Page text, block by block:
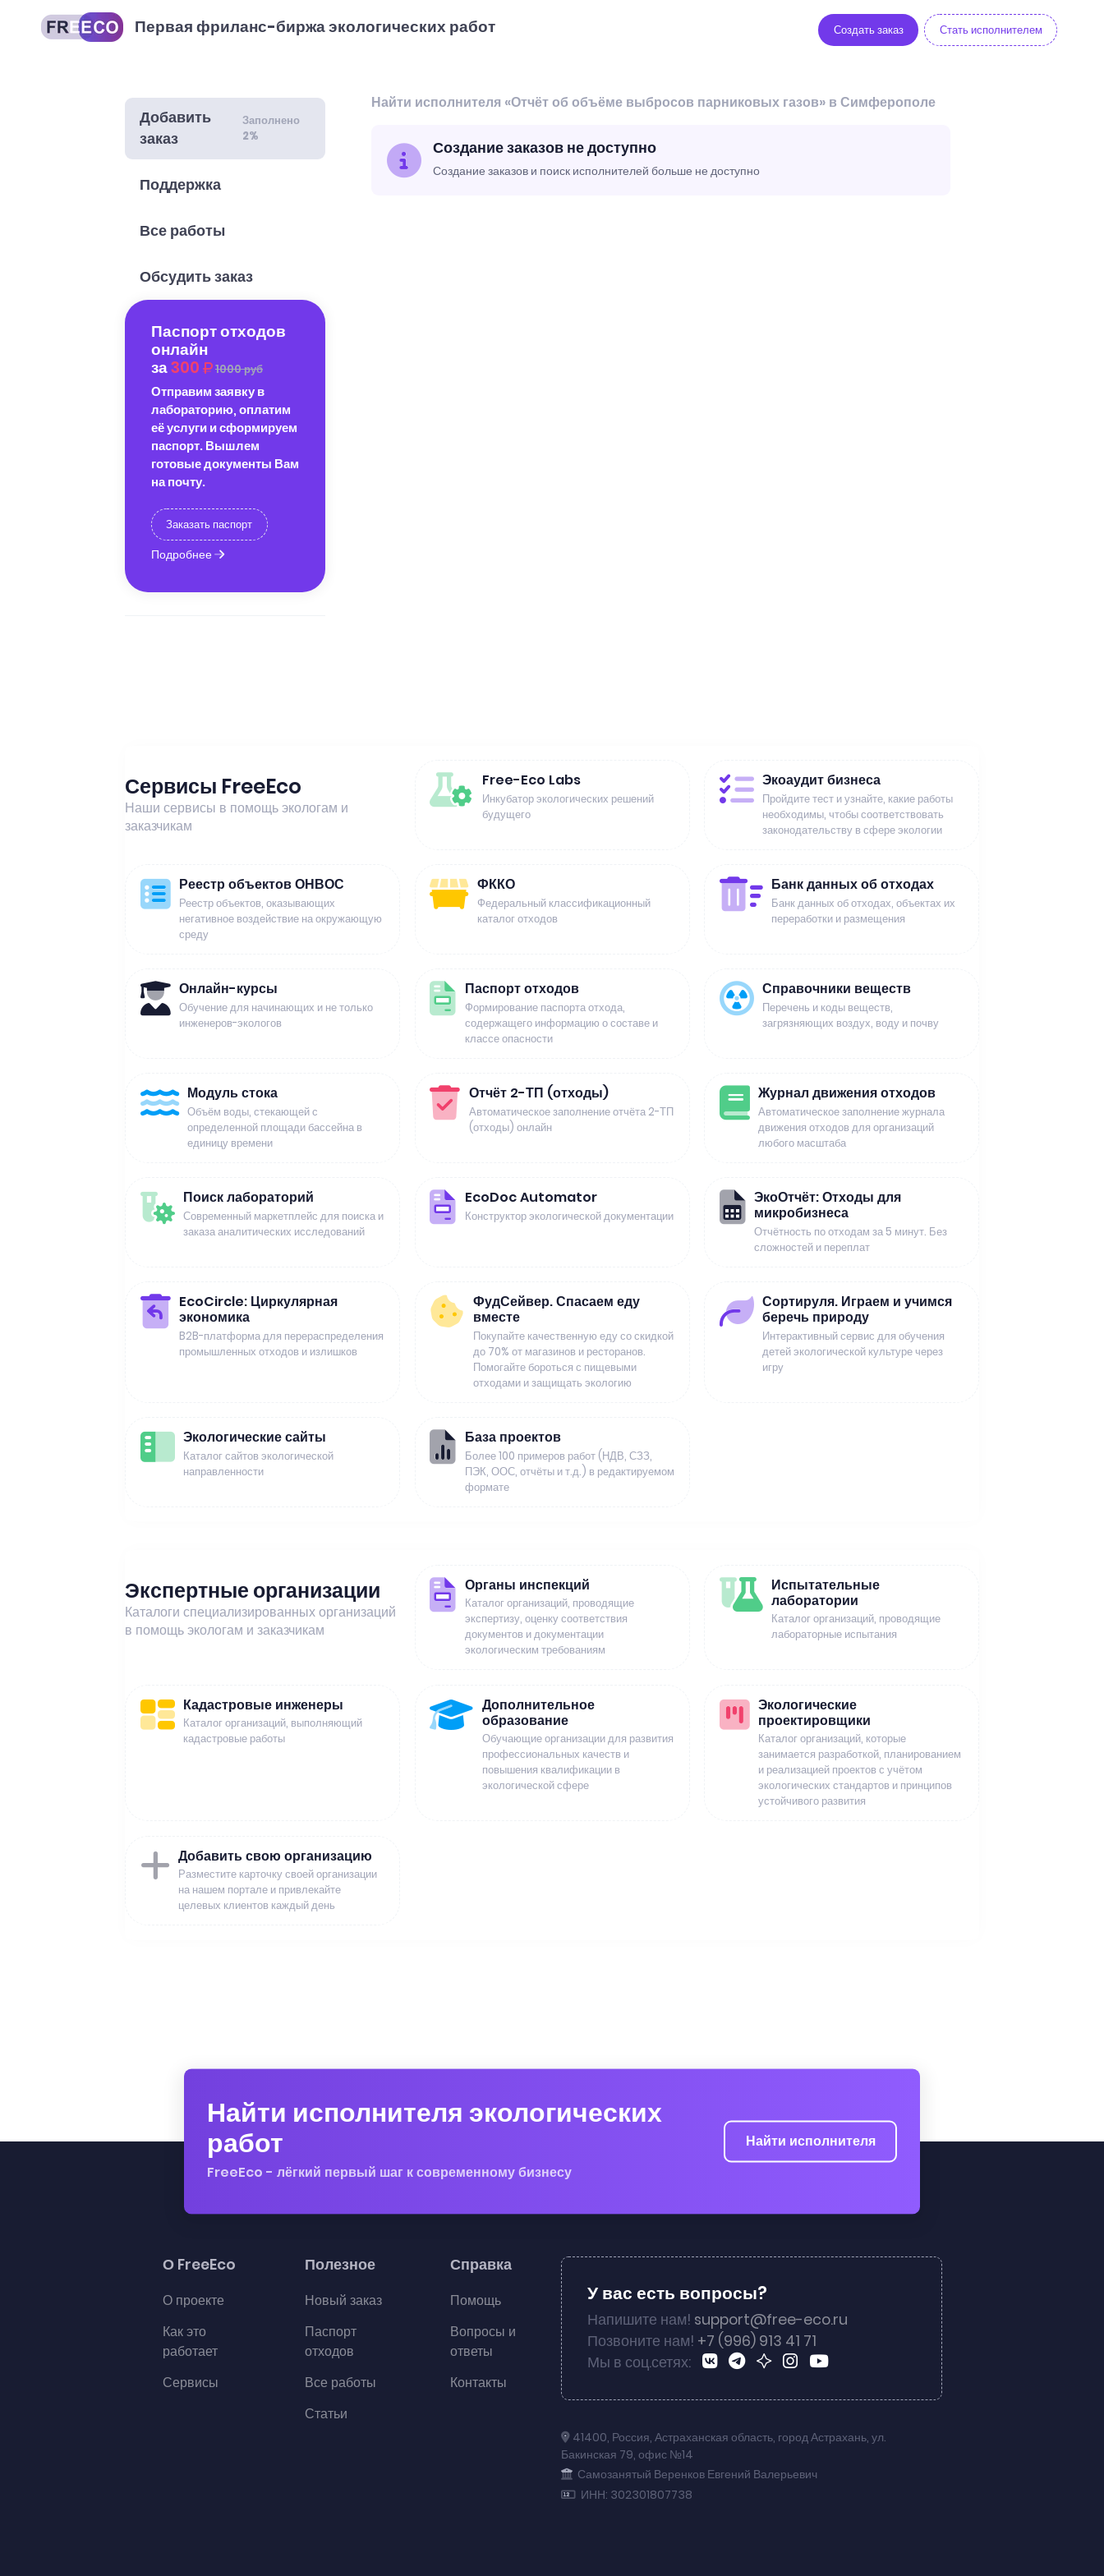
Первая фриланс-биржа экологических работ Создать заказ Стать исполнителем
Добавить
заказ
Заполнено
2%
Поддержка
Все работы
Обсудить заказ
Паспорт отходов
онлайн
за300 1000 руб
Отправим заявку в
лабораторию, оплатим
её услуги и сформируем
паспорт. Вышлем
готовые документы Вам
на почту.
Заказать паспорт
Подробнее
Найти исполнителя «Отчёт об объёме выбросов парниковых газов» в Симферополе
Создание заказов не доступно
Создание заказов и поиск исполнителей больше не доступно
Сервисы FreeEco
Наши сервисы в помощь экологам и
заказчикам
Free-Eco Labs
Инкубатор экологических решений
будущего
Экоаудит бизнеса
Пройдите тест и узнайте, какие работы
необходимы, чтобы соответствовать
законодательству в сфере экологии
Реестр объектов ОНВОС
Реестр объектов, оказывающих
негативное воздействие на окружающую
среду
ФККО
Федеральный классификационный
каталог отходов
Банк данных об отходах
Банк данных об отходах, объектах их
переработки и размещения
Онлайн-курсы
Обучение для начинающих и не только
инженеров-экологов
Паспорт отходов
Формирование паспорта отхода,
содержащего информацию о составе и
классе опасности
Справочники веществ
Перечень и коды веществ,
загрязняющих воздух, воду и почву
Модуль стока
Объём воды, стекающей с
определенной площади бассейна в
единицу времени
Отчёт 2-ТП (отходы)
Автоматическое заполнение отчёта 2-ТП
(отходы) онлайн
Журнал движения отходов
Автоматическое заполнение журнала
движения отходов для организаций
любого масштаба
Поиск лабораторий
Современный маркетплейс для поиска и
заказа аналитических исследований
EcoDoc Automator
Конструктор экологической документации
ЭкоОтчёт: Отходы для
микробизнеса
Отчётность по отходам за 5 минут. Без
сложностей и переплат
EcoCircle: Циркулярная
экономика
B2B-платформа для перераспределения
промышленных отходов и излишков
ФудСейвер. Спасаем еду
вместе
Покупайте качественную еду со скидкой
до 70% от магазинов и ресторанов.
Помогайте бороться с пищевыми
отходами и защищать экологию
Сортируля. Играем и учимся
беречь природу
Интерактивный сервис для обучения
детей экологической культуре через
игру
Экологические сайты
Каталог сайтов экологической
направленности
База проектов
Более 100 примеров работ (НДВ, СЗЗ,
ПЭК, ООС, отчёты и т.д.) в редактируемом
формате
Экспертные организации
Каталоги специализированных организаций
в помощь экологам и заказчикам
Органы инспекций
Каталог организаций, проводящие
экспертизу, оценку соответствия
документов и документации
экологическим требованиям
Испытательные
лаборатории
Каталог организаций, проводящие
лабораторные испытания
Кадастровые инженеры
Каталог организаций, выполняющий
кадастровые работы
Дополнительное
образование
Обучающие организации для развития
профессиональных качеств и
повышения квалификации в
экологической сфере
Экологические
проектировщики
Каталог организаций, которые
занимается разработкой, планированием
и реализацией проектов с учётом
экологических стандартов и принципов
устойчивого развития
Добавить свою организацию
Разместите карточку своей организации
на нашем портале и привлекайте
целевых клиентов каждый день
Найти исполнителя экологических
работ
FreeEco - лёгкий первый шаг к современному бизнесу
Найти исполнителя
О FreeEco
О проекте
Как это
работает
Сервисы
Полезное
Новый заказ
Паспорт
отходов
Все работы
Статьи
Справка
Помощь
Вопросы и
ответы
Контакты
У вас есть вопросы?
Напишите нам! support@free-eco.ru
Позвоните нам! +7 (996) 913 41 71
Мы в соц.сетях:
41400, Россия, Астраханская область, город Астрахань, ул.
Бакинская 79, офис №14
Самозанятый Веренков Евгений Валерьевич
ИНН: 302301807738